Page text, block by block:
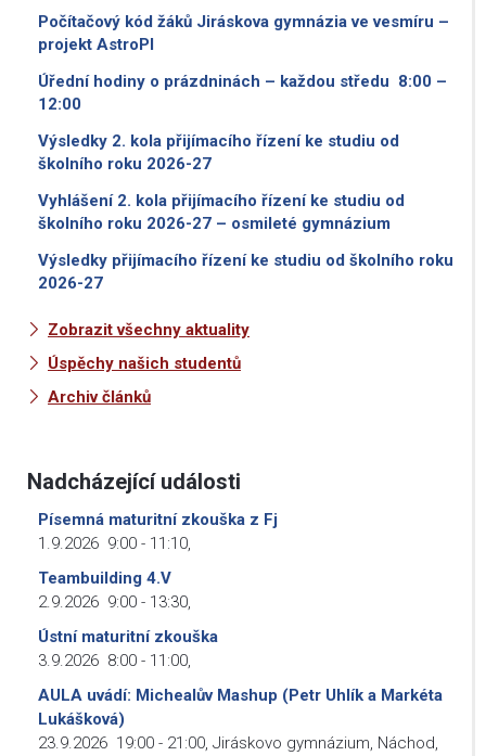
Počítačový kód žáků Jiráskova gymnázia ve vesmíru –
projekt AstroPI
Úřední hodiny o prázdninách – každou středu 8:00 –
12:00
Výsledky 2. kola přijímacího řízení ke studiu od
školního roku 2026-27
Vyhlášení 2. kola přijímacího řízení ke studiu od
školního roku 2026-27 – osmileté gymnázium
Výsledky přijímacího řízení ke studiu od školního roku
2026-27
Zobrazit všechny aktuality
Úspěchy našich studentů
Archiv článků
Nadcházející události
Písemná maturitní zkouška z Fj
1.9.2026 9:00 - 11:10,
Teambuilding 4.V
2.9.2026 9:00 - 13:30,
Ústní maturitní zkouška
3.9.2026 8:00 - 11:00,
AULA uvádí: Michealův Mashup (Petr Uhlík a Markéta
Lukášková)
23.9.2026 19:00 - 21:00, Jiráskovo gymnázium, Náchod,